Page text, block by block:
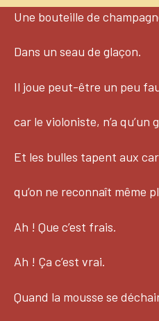
Une bouteille de
Dans un seau de glaçon.
Il joue peut-être un peu
car le violoniste, n’a qu’un
Et les bulles tapent aux
qu’on ne reconnaît même
Ah ! Que c’est frais.
Ah ! Ça c’est vrai.
Quand la mousse se